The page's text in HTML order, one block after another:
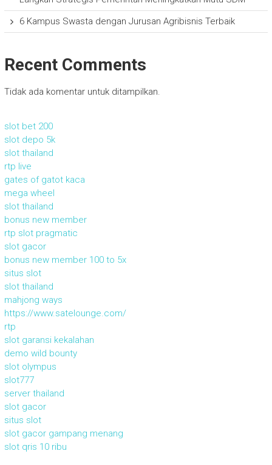
6 Kampus Swasta dengan Jurusan Agribisnis Terbaik
Recent Comments
Tidak ada komentar untuk ditampilkan.
slot bet 200
slot depo 5k
slot thailand
rtp live
gates of gatot kaca
mega wheel
slot thailand
bonus new member
rtp slot pragmatic
slot gacor
bonus new member 100 to 5x
situs slot
slot thailand
mahjong ways
https://www.satelounge.com/
rtp
slot garansi kekalahan
demo wild bounty
slot olympus
slot777
server thailand
slot gacor
situs slot
slot gacor gampang menang
slot qris 10 ribu